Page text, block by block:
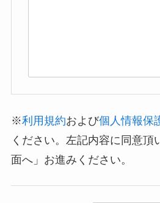
※利用規約および個人情報保
ください。左記内容に同意頂
面へ」お進みください。